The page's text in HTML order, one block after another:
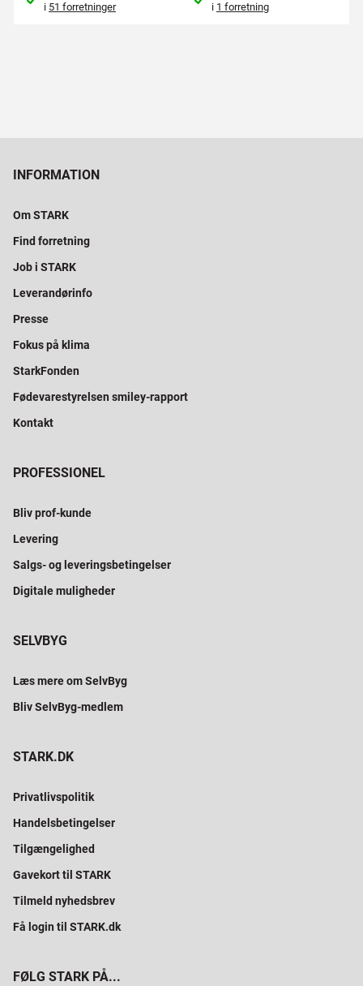
i 51 forretninger
i 1 forretning
INFORMATION
Om STARK
Find forretning
Job i STARK
Leverandørinfo
Presse
Fokus på klima
StarkFonden
Fødevarestyrelsen smiley-rapport
Kontakt
PROFESSIONEL
Bliv prof-kunde
Levering
Salgs- og leveringsbetingelser
Digitale muligheder
SELVBYG
Læs mere om SelvByg
Bliv SelvByg-medlem
STARK.DK
Privatlivspolitik
Handelsbetingelser
Tilgængelighed
Gavekort til STARK
Tilmeld nyhedsbrev
Få login til STARK.dk
FØLG STARK PÅ...